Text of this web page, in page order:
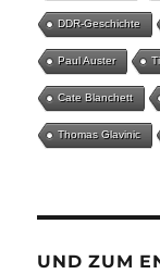
DDR-Geschichte
Paul Auster
Cate Blanchett
Thomas Glavinic
UND ZUM